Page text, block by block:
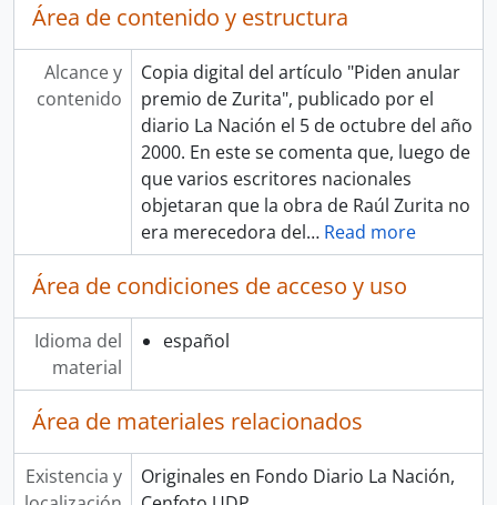
Área de contenido y estructura
Alcance y
contenido
Copia digital del artículo "Piden anular
premio de Zurita", publicado por el
diario La Nación el 5 de octubre del año
2000. En este se comenta que, luego de
que varios escritores nacionales
objetaran que la obra de Raúl Zurita no
era merecedora del… Read more
Área de condiciones de acceso y uso
Idioma del
material
español
Área de materiales relacionados
Existencia y
Originales en Fondo Diario La Nación,